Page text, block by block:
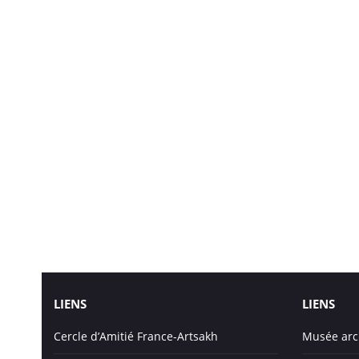
LIENS
Cercle d’Amitié France-Artsakh
LIENS
Musée